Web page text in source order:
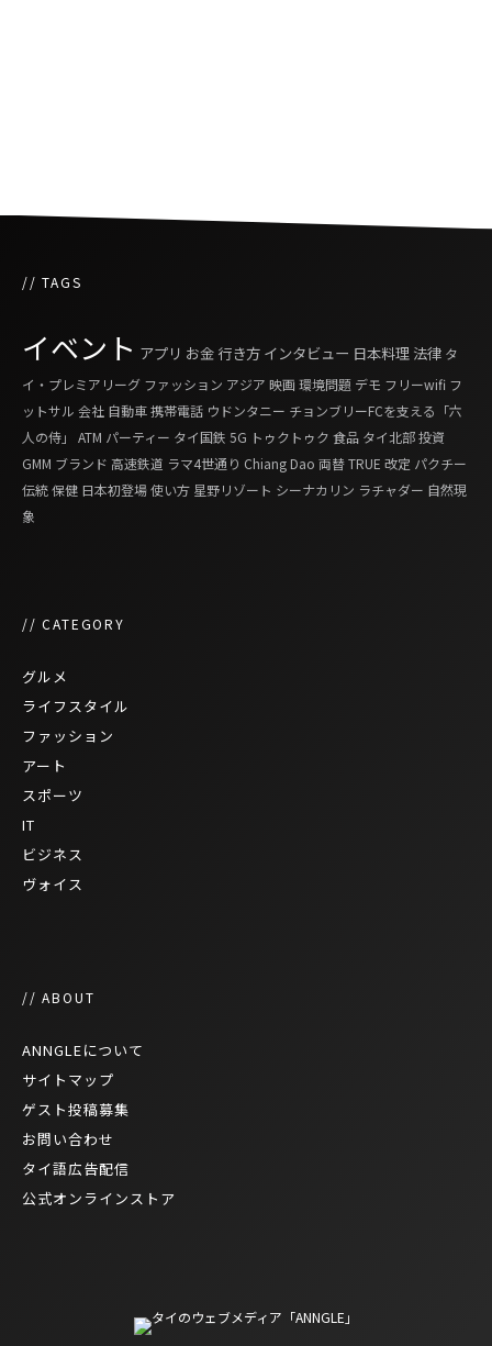
// TAGS
イベント アプリ お金 行き方 インタビュー 日本料理 法律 タ
イ・プレミアリーグ ファッション アジア 映画 環境問題 デモ フリーwifi フ
ットサル 会社 自動車携帯電話 ウドンタニー チョンブリーFCを支える「六
人の侍」
ATM パーティー タイ国鉄 5G トゥクトゥク 食品 タイ北部投資
GMM ブランド 高速鉄道 ラマ4世通り Chiang Dao 両替TRUE 改定 パクチー
伝統保健 日本初登場使い方 星野リゾート シーナカリン ラチャダー 自然現
象
// CATEGORY
グルメ
ライフスタイル
ファッション
アート
スポーツ
IT
ビジネス
ヴォイス
// ABOUT
ANNGLEについて
サイトマップ
ゲスト投稿募集
お問い合わせ
タイ語広告配信
公式オンラインストア